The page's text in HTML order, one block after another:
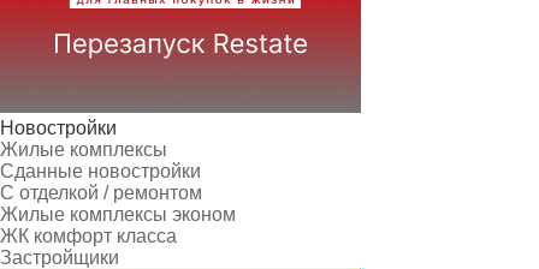
Новостройки
Жилые комплексы
Сданные новостройки
С отделкой / ремонтом
Жилые комплексы эконом
ЖК комфорт класса
Застройщики